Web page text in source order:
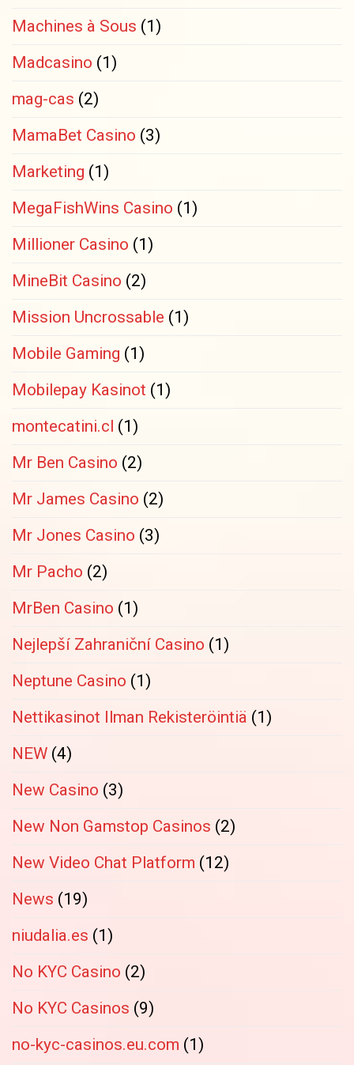
Machines à Sous (1)
Madcasino (1)
mag-cas (2)
MamaBet Casino (3)
Marketing (1)
MegaFishWins Casino (1)
Millioner Casino (1)
MineBit Casino (2)
Mission Uncrossable (1)
Mobile Gaming (1)
Mobilepay Kasinot (1)
montecatini.cl (1)
Mr Ben Casino (2)
Mr James Casino (2)
Mr Jones Casino (3)
Mr Pacho (2)
MrBen Casino (1)
Nejlepší Zahraniční Casino (1)
Neptune Casino (1)
Nettikasinot Ilman Rekisteröintiä (1)
NEW (4)
New Casino (3)
New Non Gamstop Casinos (2)
New Video Chat Platform (12)
News (19)
niudalia.es (1)
No KYC Casino (2)
No KYC Casinos (9)
no-kyc-casinos.eu.com (1)